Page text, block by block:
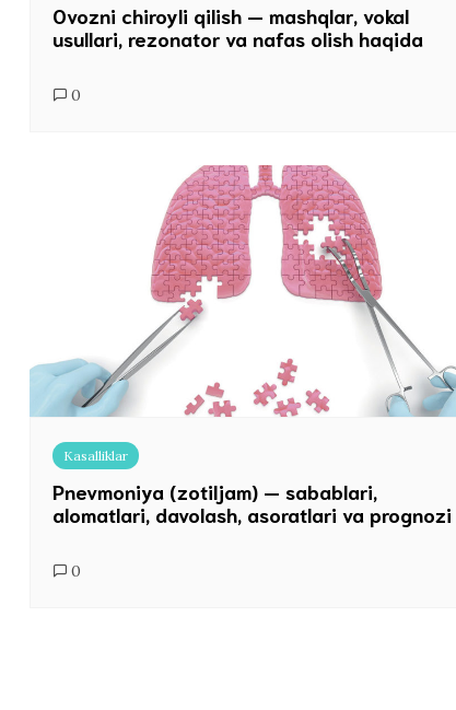
Ovozni chiroyli qilish — mashqlar, vokal
usullari, rezonator va nafas olish haqida
0
Kasalliklar
Pnevmoniya (zotiljam) — sabablari,
alomatlari, davolash, asoratlari va prognozi
0